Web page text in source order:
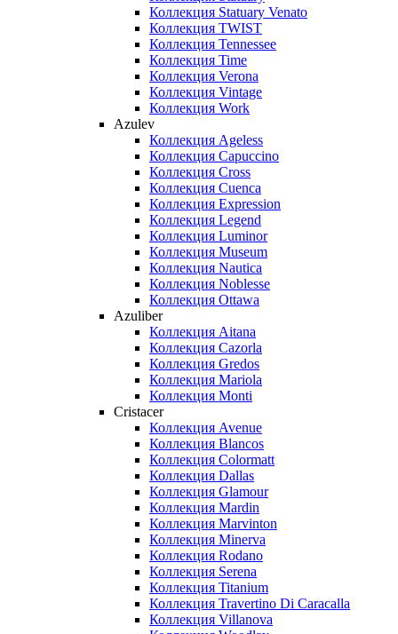
Коллекция Statuary Venato
Коллекция TWIST
Коллекция Tennessee
Коллекция Time
Коллекция Verona
Коллекция Vintage
Коллекция Work
Azulev
Коллекция Ageless
Коллекция Capuccino
Коллекция Cross
Коллекция Cuenca
Коллекция Expression
Коллекция Legend
Коллекция Luminor
Коллекция Museum
Коллекция Nautica
Коллекция Noblesse
Коллекция Ottawa
Azuliber
Коллекция Aitana
Коллекция Cazorla
Коллекция Gredos
Коллекция Mariola
Коллекция Monti
Cristacer
Коллекция Avenue
Коллекция Blancos
Коллекция Colormatt
Коллекция Dallas
Коллекция Glamour
Коллекция Mardin
Коллекция Marvinton
Коллекция Minerva
Коллекция Rodano
Коллекция Serena
Коллекция Titanium
Коллекция Travertino Di Caracalla
Коллекция Villanova